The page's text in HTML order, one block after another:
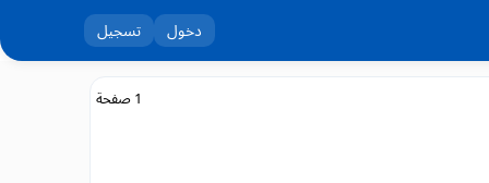
دخول تسجيل
1 صفحة